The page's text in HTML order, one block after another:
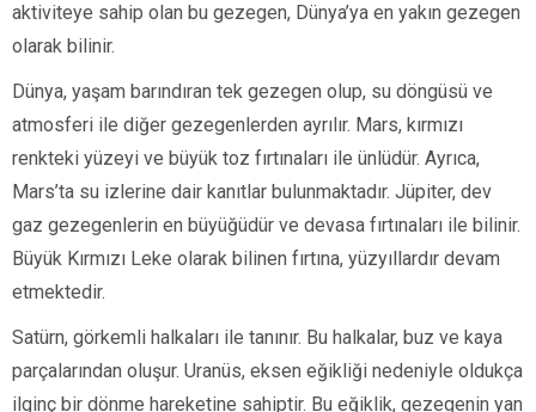
aktiviteye sahip olan bu gezegen, Dünya’ya en yakın gezegen
olarak bilinir.
Dünya, yaşam barındıran tek gezegen olup, su döngüsü ve
atmosferi ile diğer gezegenlerden ayrılır. Mars, kırmızı
renkteki yüzeyi ve büyük toz fırtınaları ile ünlüdür. Ayrıca,
Mars’ta su izlerine dair kanıtlar bulunmaktadır. Jüpiter, dev
gaz gezegenlerin en büyüğüdür ve devasa fırtınaları ile bilinir.
Büyük Kırmızı Leke olarak bilinen fırtına, yüzyıllardır devam
etmektedir.
Satürn, görkemli halkaları ile tanınır. Bu halkalar, buz ve kaya
parçalarından oluşur. Uranüs, eksen eğikliği nedeniyle oldukça
ilginç bir dönme hareketine sahiptir. Bu eğiklik, gezegenin yan